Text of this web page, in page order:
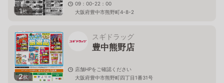
1枚
09：00-22：00
大阪府豊中市熊野町4-8-2
2枚
スギドラッグ
豊中熊野店
店舗HPをご確認ください
大阪府豊中市熊野町四丁目1番31号